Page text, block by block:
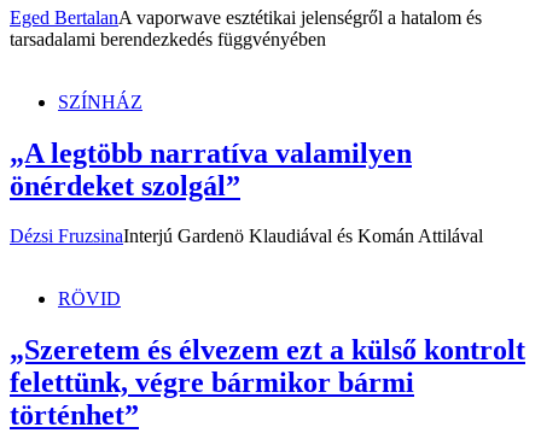
Eged BertalanA vaporwave esztétikai jelenségről a hatalom és
tarsadalami berendezkedés függvényében
SZÍNHÁZ
„A legtöbb narratíva valamilyen
önérdeket szolgál”
Dézsi FruzsinaInterjú Gardenö Klaudiával és Komán Attilával
RÖVID
„Szeretem és élvezem ezt a külső kontrolt
felettünk, végre bármikor bármi
történhet”